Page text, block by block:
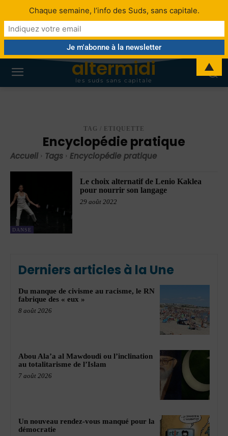
altermidi
les suds sans capitale
TAG / ETIQUETTE
Encyclopédie pratique
Accueil Tags Encyclopédie pratique
DANSE
Le choix alternatif de Lenio Kaklea
pour nourrir son langage
29 août 2022
Derniers articles à la Une
Du manque de civisme au racisme, le RN
fabrique des « eux »
8 août 2026
Abou Ala’a al Mawdoudi ou l’inclination
au totalitarisme de l’Islam
7 août 2026
Un nouveau rendez-vous manqué pour la
démocratie
Chaque semaine, l’info des Suds, sans capitale.
▲